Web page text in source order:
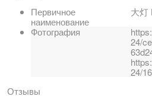
Первичное
наименование
大灯
Фотография
24/
24/
Отзывы